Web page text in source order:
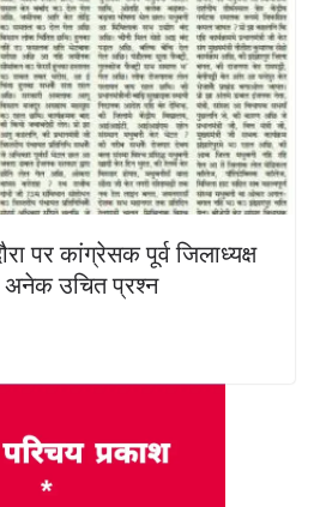
पर कांग्रेसक पूर्व जिलाध्यक्ष
अनेक उचित प्रश्न